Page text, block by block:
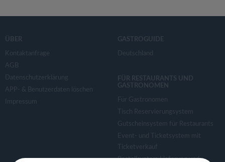
ÜBER
Kontaktanfrage
AGB
Datenschutzerklärung
APP- & Benutzerdaten löschen
Impressum
GASTROGUIDE
Deutschland
FÜR RESTAURANTS UND
GASTRONOMEN
Für Gastronomen
Tisch Reservierungsystem
Gutscheinsystem für Restaurants
Event- und Ticketsystem mit
Ticketverkauf
Bestellsystem Lieferung und